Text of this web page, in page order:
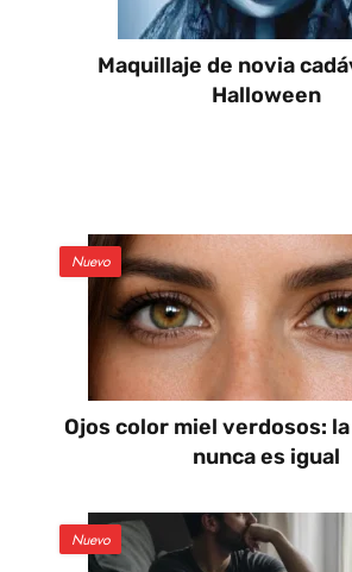
Maquillaje de novia
Halloween
Nuevo
Ojos color miel verdosos:
nunca es igual
Nuevo